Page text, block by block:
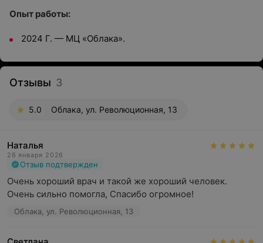
Опыт работы:
2024 Г. — МЦ «Облака».
Отзывы 3
5.0 Облака, ул. Революционная, 13
Наталья
26 января 2026
Отзыв подтвержден
Очень хороший врач и такой же хороший человек.
Очень сильно помогла, Спасибо огромное!
Облака, ул. Революционная, 13